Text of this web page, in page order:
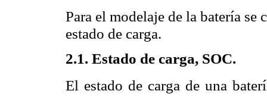
Para el modelaje de la batería se
estado de carga.
2.1. Estado de carga, SOC.
El estado de carga de una